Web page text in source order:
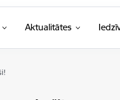
Aktualitātes